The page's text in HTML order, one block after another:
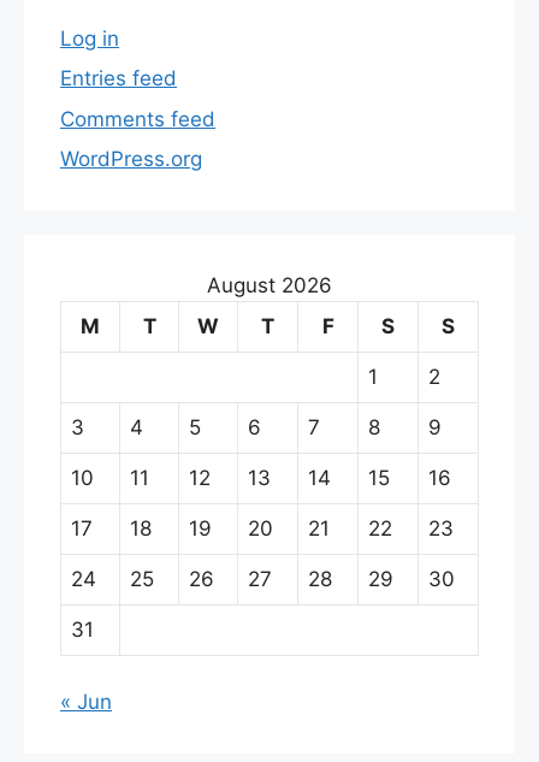
Log in
Entries feed
Comments feed
WordPress.org
August 2026
M
T W T F S S
1 2
3 4 5 6 7 8 9
10 11 12 13 14 15 16
17 18 19 20 21 22 23
24 25 26 27 28 29 30
31
« Jun